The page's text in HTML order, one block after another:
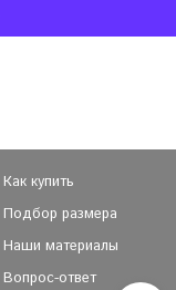
Как купить
Подбор размера
Наши материалы
Вопрос-ответ